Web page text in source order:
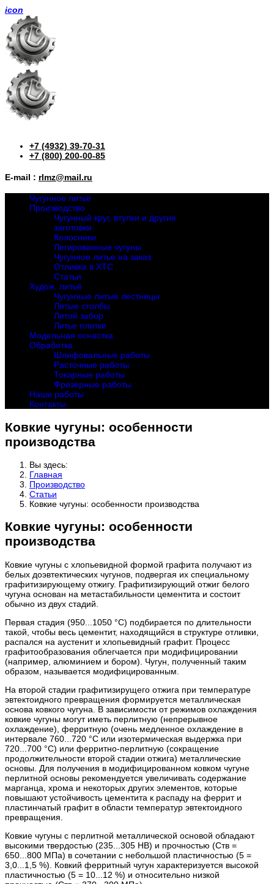
icon
+7 (4932) 39-70-31
+7 (800) 200-00-85
E-mail : rlmz@mail.ru
Чугунное литьё
Производство
Чугунный круг, втулки и другие
заготовки
Колосники
Легированные чугуны
Чугунное литье на заказ
Отливка в ХТС
Статьи
Худож. литьё
Чугунные литые лестницы
Литые столбы
Литой забор
Литье плитки
Модельная оснастка
Обработка
Шлифовальные работы
Расточные работы
Токарные работы
Фрезерные работы
Наши работы
Контакты
Ковкие чугуны: особенности
производства
Вы здесь:
Главная
Производство
Статьи
Ковкие чугуны: особенности производства
Ковкие чугуны: особенности
производства
Ковкие чугуны с хлопьевидной формой графита получают из
белых доэвтектических чугунов, подвергая их специальному
графитизирующему отжигу. Графитизирующий отжиг белого
чугуна основан на метастабильности цементита и состоит
обычно из двух стадий.
Первая стадия (950...1050 °С) подбирается по длительности
такой, чтобы весь цементит, находящийся в структуре отливки,
распался на аустенит и хлопьевидный графит. Процесс
графитообразования облегчается при модифицировании
(например, алюминием и бором). Чугун, полученный таким
образом, называется модифицированным.
На второй стадии графитизирущего отжига при температуре
эвтектоидного превращения формируется металлическая
основа ковкого чугуна. В зависимости от режимов охлаждения
ковкие чугуны могут иметь перлитную (непрерывное
охлаждение), ферритную (очень медленное охлаждение в
интервале 760...720 °С или изотермическая выдержка при
720...700 °С) или ферритно-перлитную (сокращение
продолжительности второй стадии отжига) металлические
основы. Для получения в модифицированном ковком чугуне
перлитной основы рекомендуется увеличивать содержание
марганца, хрома и некоторых других элементов, которые
повышают устойчивость цементита к распаду на феррит и
пластинчатый графит в области температур эвтектоидного
превращения.
Ковкие чугуны с перлитной металлической основой обладают
высокими твердостью (235...305 НВ) и прочностью (Ств =
650...800 МПа) в сочетании с небольшой пластичностью (5 =
3,0...1,5 %). Ковкий ферритный чугун характеризуется высокой
пластичностью (5 = 10...12 %) и относительно низкой